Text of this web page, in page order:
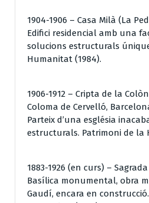
1904-1906 – Casa Milà (La
Edifici residencial amb una
solucions estructurals
Humanitat (1984).
1906-1912 – Cripta de la
Coloma de Cervelló,
Parteix d’una església
estructurals. Patrimoni de la
1883-1926 (en curs) –
Basílica monumental, obra
Gaudí, encara en